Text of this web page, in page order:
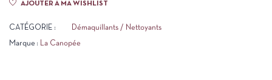
AJOUTER À MA WISHLIST
CATÉGORIE : Démaquillants / Nettoyants
Marque : La Canopée